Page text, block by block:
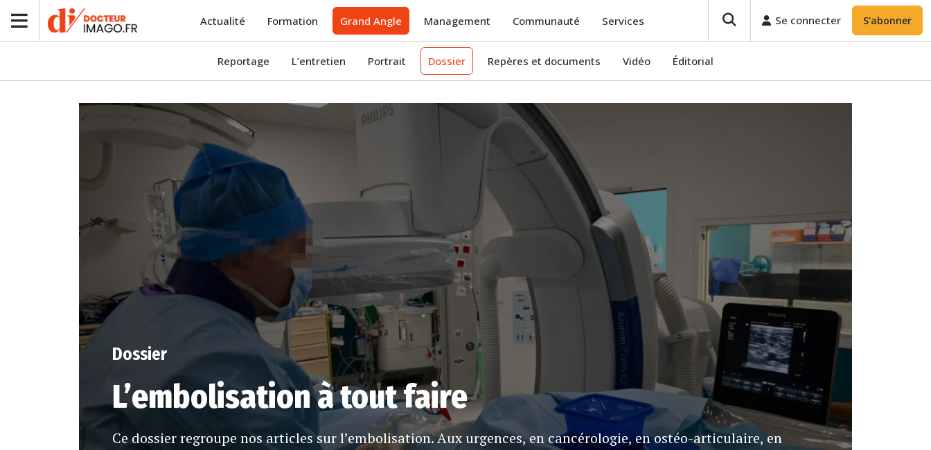
Actualité Formation Grand Angle Management Communauté Services Se connecter S'abonner
Reportage L’entretien Portrait Dossier Repères et documents Vidéo Éditorial
Dossier
L’embolisation à tout faire
Ce dossier regroupe nos articles sur l’embolisation. Aux urgences, en cancérologie, en ostéo-articulaire, en